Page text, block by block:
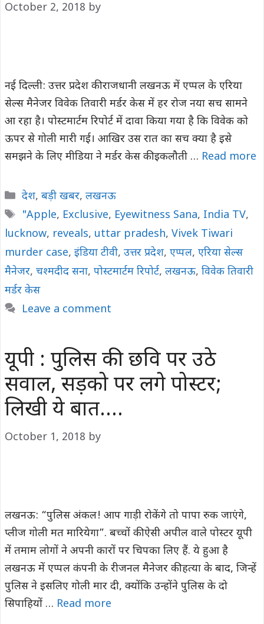
October 2, 2018 by
नई दिल्ली: उत्तर प्रदेश की राजधानी लखनऊ में एप्पल के एरिया
सेल्स मैनेजर विवेक तिवारी मर्डर केस में हर रोज नया सच सामने
आ रहा है। पोस्टमार्टम रिपोर्ट में दावा किया गया है कि विवेक को
ऊपर से गोली मारी गई। आखिर उस रात का सच क्या है इसे
समझने के लिए मीडिया ने मर्डर केस की इकलौती … Read more
Categories
देश, बड़ी खबर, लखनऊ
Tags
"Apple, Exclusive, Eyewitness Sana, India TV,
lucknow, reveals, uttar pradesh, Vivek Tiwari
murder case, इंडिया टीवी, उत्तर प्रदेश, एप्पल, एरिया सेल्स
मैनेजर, चश्मदीद सना, पोस्टमार्टम रिपोर्ट, लखनऊ, विवेक तिवारी
मर्डर केस
Leave a comment
यूपी : पुलिस की छवि पर उठे
सवाल, सड़को पर लगे पोस्टर;
लिखी ये बात….
October 1, 2018 by
लखनऊ: “पुलिस अंकल! आप गाड़ी रोकेंगे तो पापा रुक जाएंगे,
प्लीज गोली मत मारियेगा”. बच्चों की ऐसी अपील वाले पोस्टर यूपी
में तमाम लोगों ने अपनी कारों पर चिपका लिए हैं. ये हुआ है
लखनऊ में एप्पल कंपनी के रीजनल मैनेजर की हत्या के बाद, जिन्हें
पुलिस ने इसलिए गोली मार दी, क्योंकि उन्होंने पुलिस के दो
सिपाहियों … Read more